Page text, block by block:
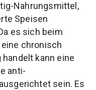
Nahrungsmittel,
Speisen
es sich beim
chronisch
kann eine
anti-
sein. Es